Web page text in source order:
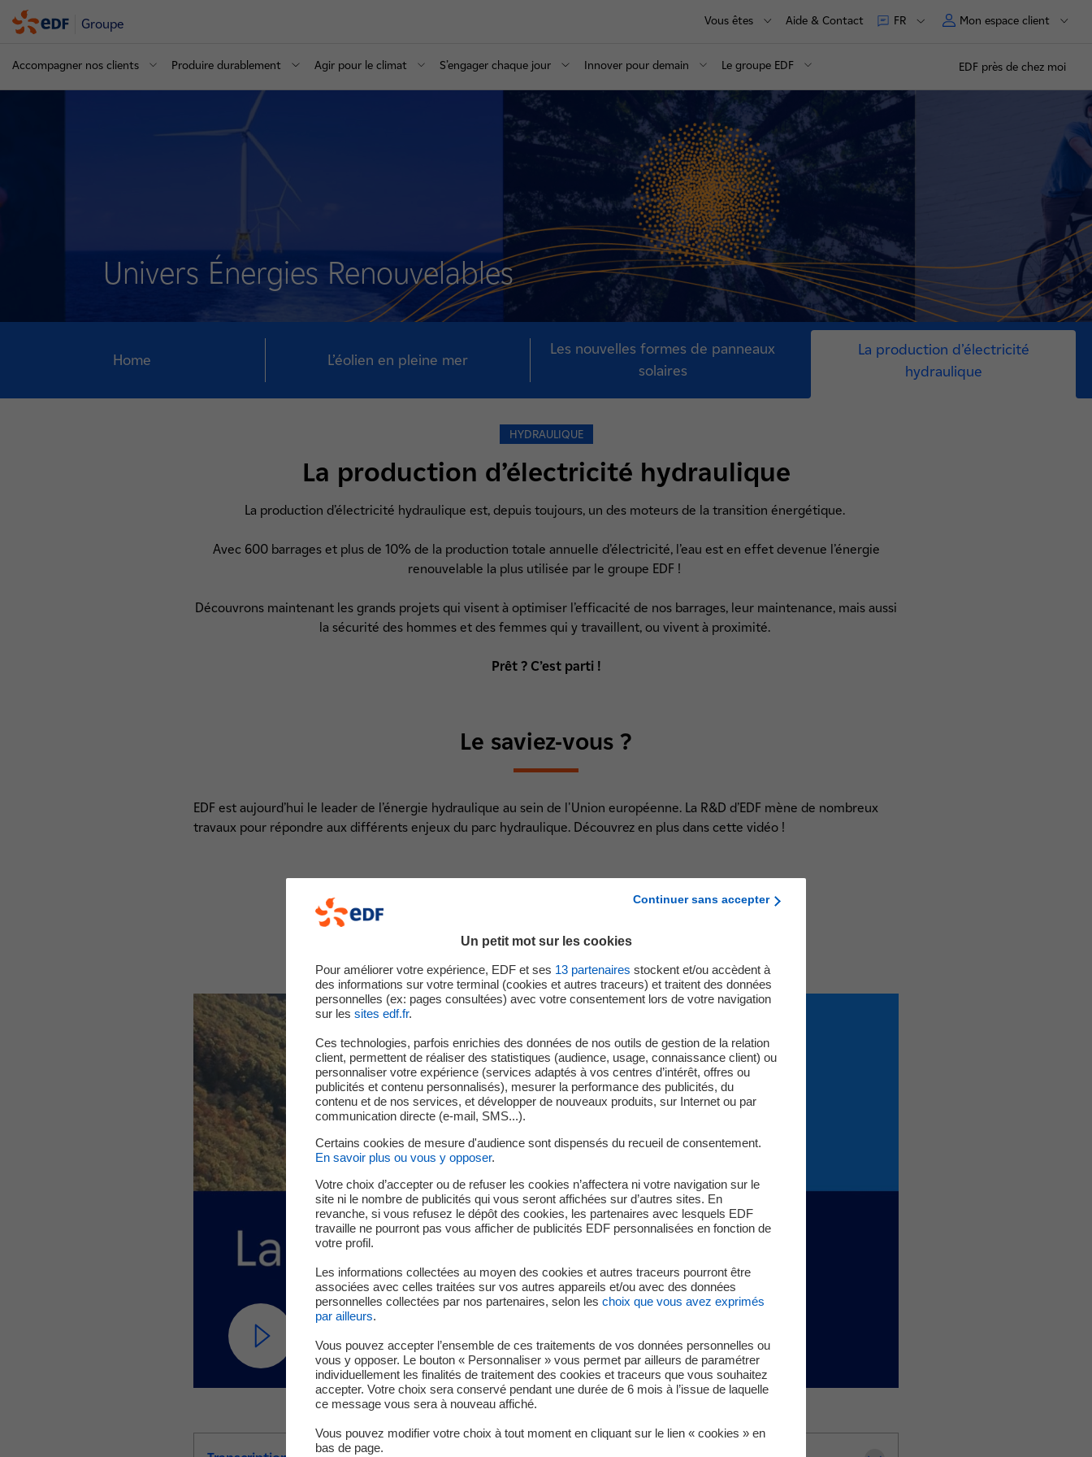
Groupe Vous êtes Aide & Contact FR Mon espace client
Accompagner nos clients Produire durablement Agir pour le climat S’engager chaque jour Innover pour demain Le groupe EDF EDF près de chez moi
Univers Énergies Renouvelables
Home L’éolien en pleine mer
Les nouvelles formes de panneaux
solaires
La production d’électricité
hydraulique
La production d’électricité hydraulique
HYDRAULIQUE
La production d’électricité hydraulique est, depuis toujours, un des moteurs de la transition énergétique.
Avec 600 barrages et plus de 10% de la production totale annuelle d’électricité, l’eau est en effet devenue l’énergie
renouvelable la plus utilisée par le groupe EDF !
Découvrons maintenant les grands projets qui visent à optimiser l’efficacité de nos barrages, leur maintenance, mais aussi
la sécurité des hommes et des femmes qui y travaillent, ou vivent à proximité.
Prêt ? C’est parti !
Le saviez-vous ?
EDF est aujourd’hui le leader de l’énergie hydraulique au sein de l'Union européenne. La R&D d’EDF mène de nombreux
travaux pour répondre aux différents enjeux du parc hydraulique. Découvrez en plus dans cette vidéo !
Continuer sans accepter
Un petit mot sur les cookies
Pour améliorer votre expérience, EDF et ses 13 partenaires stockent et/ou accèdent à
des informations sur votre terminal (cookies et autres traceurs) et traitent des données
personnelles (ex: pages consultées) avec votre consentement lors de votre navigation
sur les sites edf.fr.
Ces technologies, parfois enrichies des données de nos outils de gestion de la relation
client, permettent de réaliser des statistiques (audience, usage, connaissance client) ou
personnaliser votre expérience (services adaptés à vos centres d’intérêt, offres ou
publicités et contenu personnalisés), mesurer la performance des publicités, du
contenu et de nos services, et développer de nouveaux produits, sur Internet ou par
communication directe (e-mail, SMS...).
Certains cookies de mesure d'audience sont dispensés du recueil de consentement.
En savoir plus ou vous y opposer.
Votre choix d’accepter ou de refuser les cookies n’affectera ni votre navigation sur le
site ni le nombre de publicités qui vous seront affichées sur d’autres sites. En
revanche, si vous refusez le dépôt des cookies, les partenaires avec lesquels EDF
travaille ne pourront pas vous afficher de publicités EDF personnalisées en fonction de
votre profil.
Les informations collectées au moyen des cookies et autres traceurs pourront être
associées avec celles traitées sur vos autres appareils et/ou avec des données
personnelles collectées par nos partenaires, selon les choix que vous avez exprimés
par ailleurs.
Vous pouvez accepter l’ensemble de ces traitements de vos données personnelles ou
vous y opposer. Le bouton « Personnaliser » vous permet par ailleurs de paramétrer
individuellement les finalités de traitement des cookies et traceurs que vous souhaitez
accepter. Votre choix sera conservé pendant une durée de 6 mois à l’issue de laquelle
ce message vous sera à nouveau affiché.
Vous pouvez modifier votre choix à tout moment en cliquant sur le lien « cookies » en
bas de page.